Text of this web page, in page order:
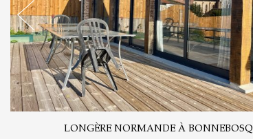
LONGÈRE NORMANDE À BONNEBOSQ